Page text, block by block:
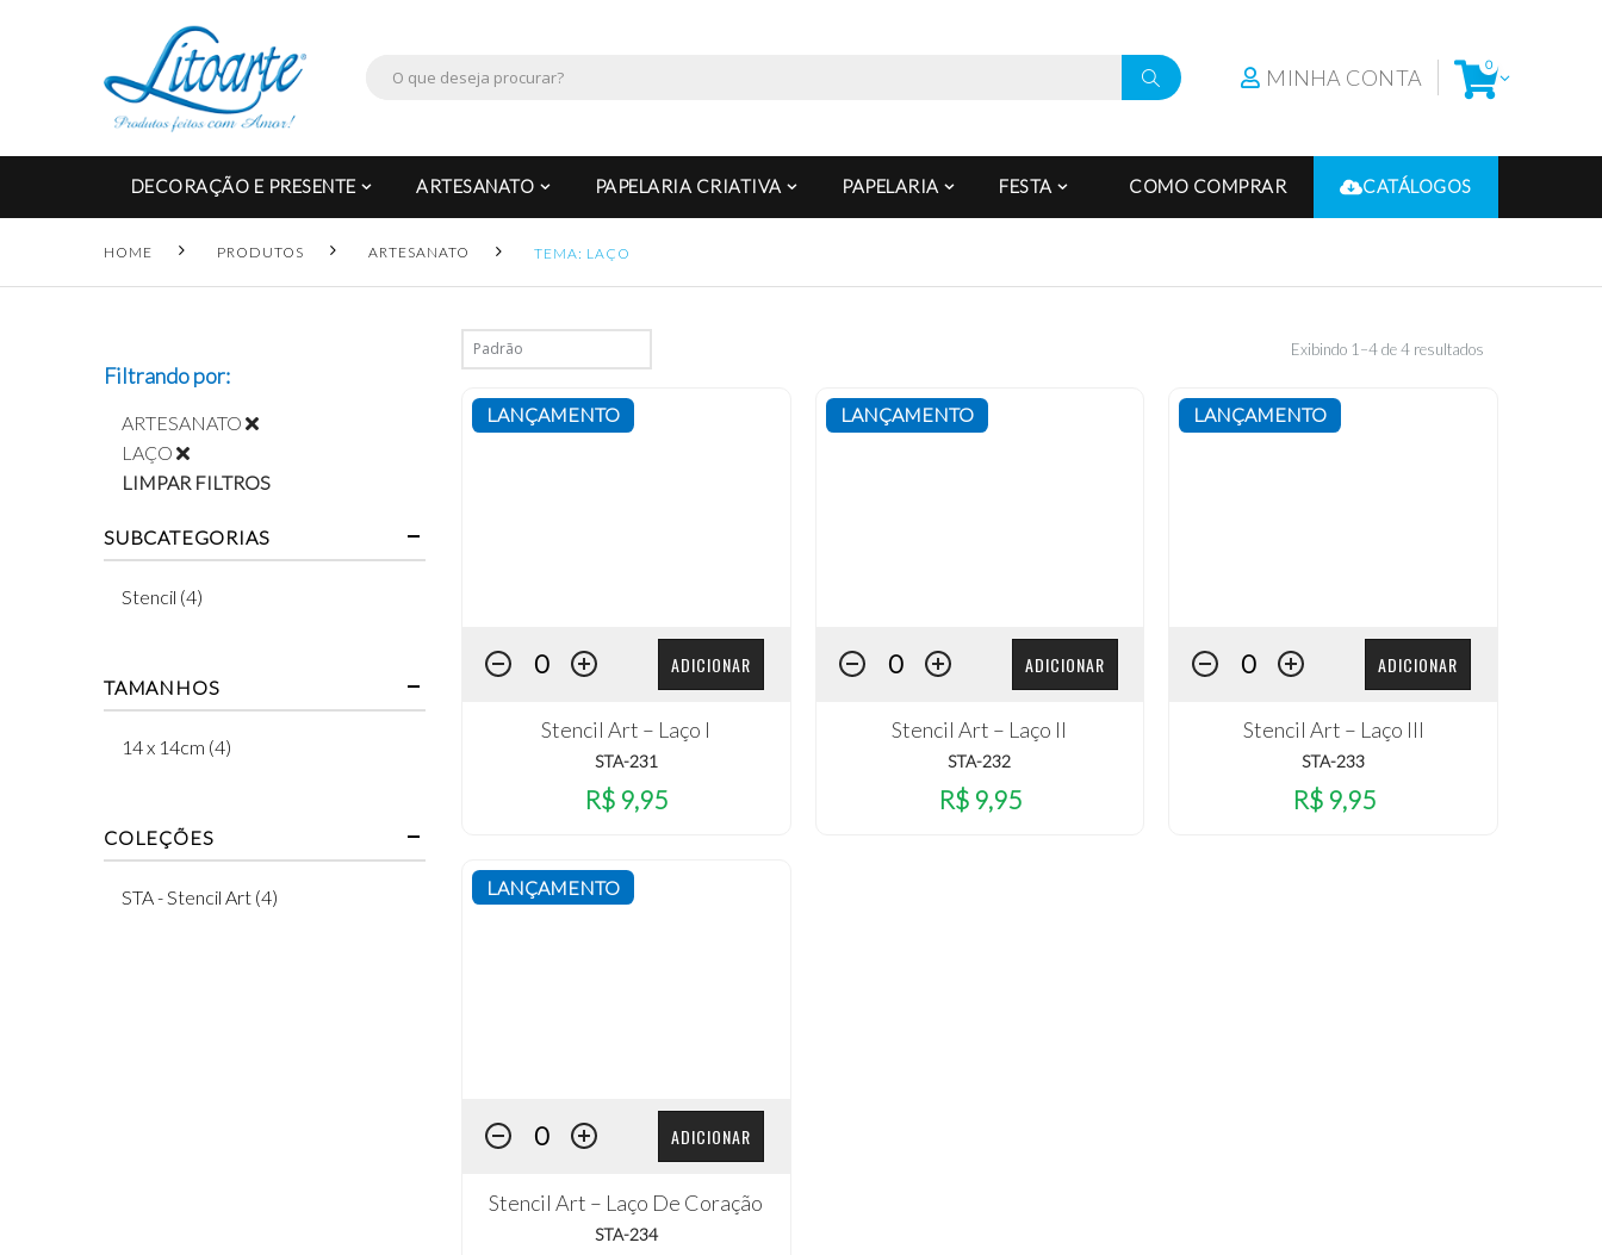
MINHA CONTA 0
DECORAÇÃO E PRESENTE ARTESANATO PAPELARIA CRIATIVA PAPELARIA FESTA COMO COMPRAR CATÁLOGOS
HOME PRODUTOS ARTESANATO TEMA: LAÇO
Exibindo 1–4 de 4 resultados
LANÇAMENTO
ADICIONAR
Stencil Art – Laço I
STA-231
R$ 9,95
LANÇAMENTO
ADICIONAR
Stencil Art – Laço II
STA-232
R$ 9,95
LANÇAMENTO
ADICIONAR
Stencil Art – Laço III
STA-233
R$ 9,95
LANÇAMENTO
ADICIONAR
Stencil Art – Laço De Coração
STA-234
Filtrando por:
ARTESANATO
LAÇO
LIMPAR FILTROS
SUBCATEGORIAS
Stencil (4)
TAMANHOS
14 x 14cm (4)
COLEÇÕES
STA - Stencil Art (4)